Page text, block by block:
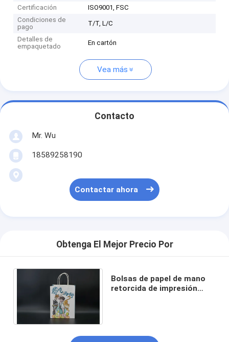
Certificación
ISO9001, FSC
Condiciones de
pago
T/T, L/C
Detalles de
empaquetado
En cartón
Vea más
Contacto
Mr. Wu
18589258190
Contactar ahora
Obtenga El Mejor Precio Por
Bolsas de papel de mano
retorcida de impresión